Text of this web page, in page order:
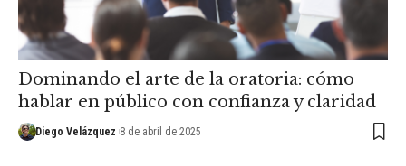
Dominando el arte de la oratoria: cómo
hablar en público con confianza y claridad
Diego Velázquez 8 de abril de 2025